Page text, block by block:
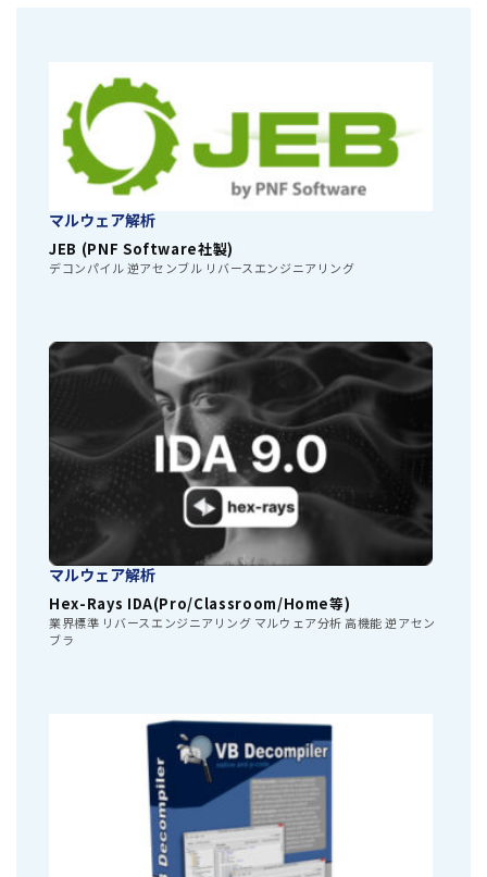
マルウェア解析
JEB (PNF Software社製)
デコンパイル 逆アセンブル リバースエンジニアリング
マルウェア解析
Hex-Rays IDA(Pro/Classroom/Home等)
業界標準 リバースエンジニアリング マルウェア分析 高機能 逆アセン
ブラ